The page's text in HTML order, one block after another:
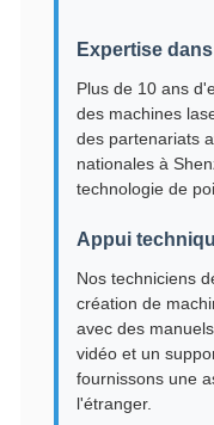
Expertise
Plus de 10 ans
des machines
des partenariats
nationales à
technologie de
Appui
Nos techniciens
création de
avec des
vidéo et un
fournissons une
l'étranger.